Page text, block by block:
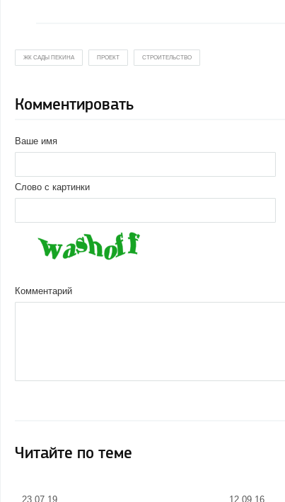
ЖК САДЫ ПЕКИНА ПРОЕКТ СТРОИТЕЛЬСТВО
Комментировать
Ваше имя
Слово с картинки
Комментарий
Читайте по теме
23.07.19 12.09.16